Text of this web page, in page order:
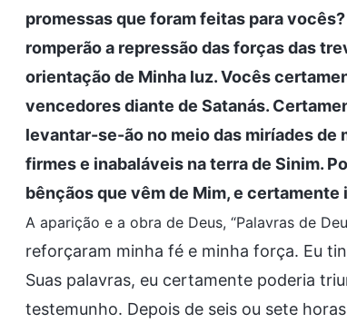
promessas que foram feitas para
romperão a repressão das forças das
orientação de Minha luz. Vocês
vencedores diante de Satanás.
levantar-se-ão no meio das miríades
firmes e inabaláveis na terra de Sinim.
bênçãos que vêm de Mim, e
A aparição e a obra de Deus, “Palavras de
reforçaram minha fé e minha força. Eu
Suas palavras, eu certamente poderia
testemunho. Depois de seis ou sete